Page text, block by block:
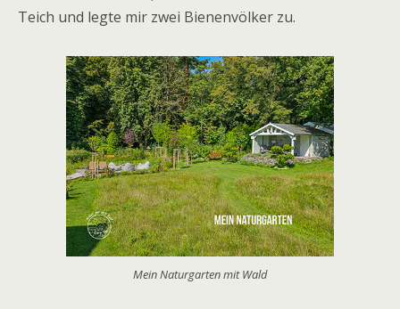
Teich und legte mir zwei Bienenvölker zu.
Mein Naturgarten mit Wald